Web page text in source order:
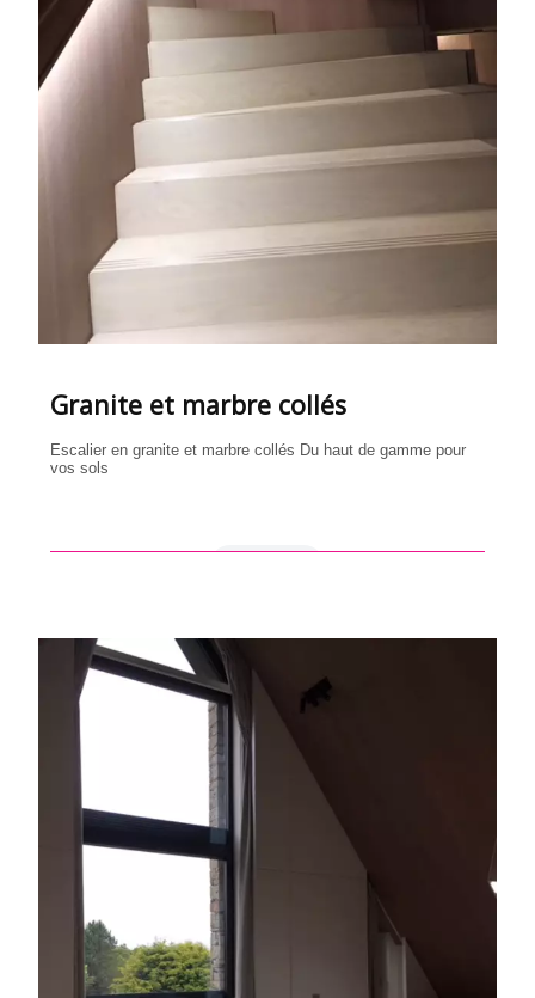
Granite et marbre collés
Escalier en granite et marbre collés Du haut de gamme pour
vos sols